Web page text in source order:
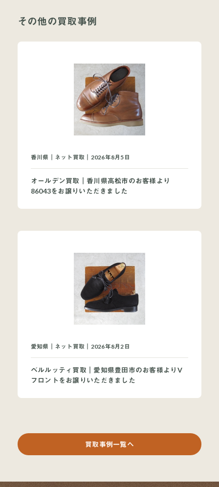
よくあるご質問
その他の買取事例
香川県｜ネット買取｜2026年8月5日
オールデン買取｜香川県高松市のお客様より
86043をお譲りいただきました
愛知県｜ネット買取｜2026年8月2日
ベルルッティ買取｜愛知県豊田市のお客様よりV
フロントをお譲りいただきました
買取事例一覧へ
買取ブランドページ